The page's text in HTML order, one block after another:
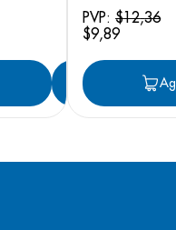
Agregar
small/
unidades
PVP:$12,36
$9,89